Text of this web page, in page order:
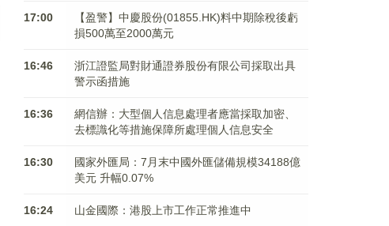
17:00
【盈警】中慶股份(01855.HK)料中期除稅後虧
損500萬至2000萬元
16:46
浙江證監局對財通證券股份有限公司採取出具
警示函措施
16:36
網信辦：大型個人信息處理者應當採取加密、
去標識化等措施保障所處理個人信息安全
16:30
國家外匯局：7月末中國外匯儲備規模34188億
美元 升幅0.07%
16:24 山金國際：港股上市工作正常推進中